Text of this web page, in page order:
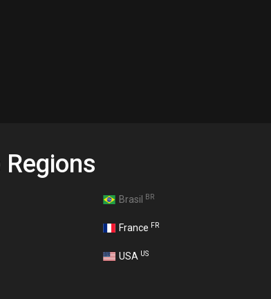
Brasil BR
France FR
USA US